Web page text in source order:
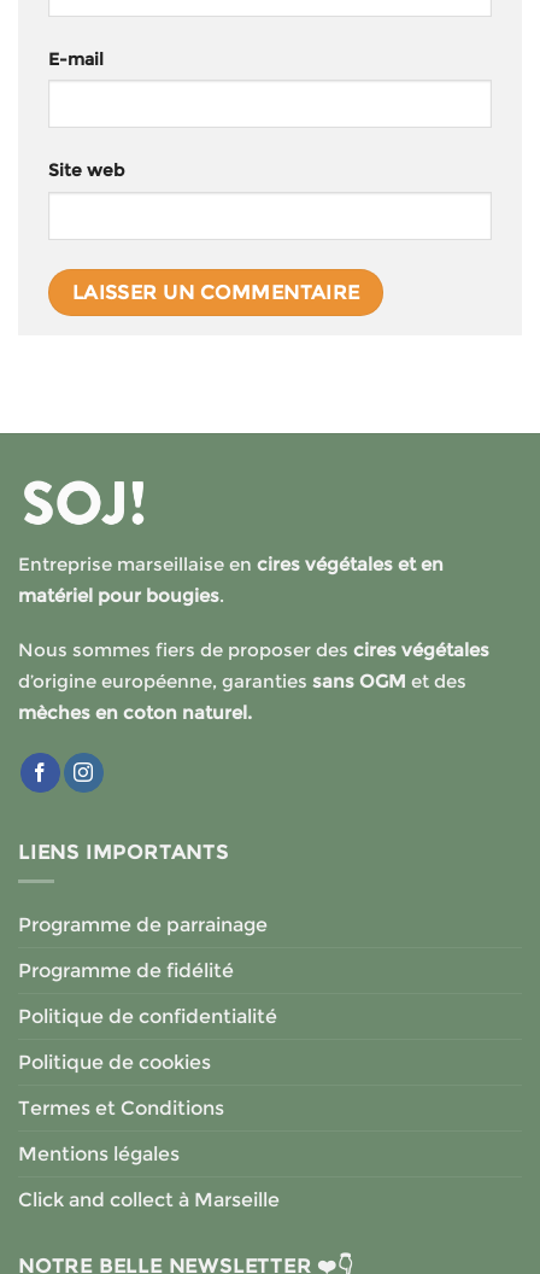
E-mail
Site web
Entreprise marseillaise en cires végétales et en
matériel pour bougies.
Nous sommes fiers de proposer des cires végétales
d’origine européenne, garanties sans OGM et des
mèches en coton naturel.
LIENS IMPORTANTS
Programme de parrainage
Programme de fidélité
Politique de confidentialité
Politique de cookies
Termes et Conditions
Mentions légales
Click and collect à Marseille
NOTRE BELLE NEWSLETTER ❤️👇